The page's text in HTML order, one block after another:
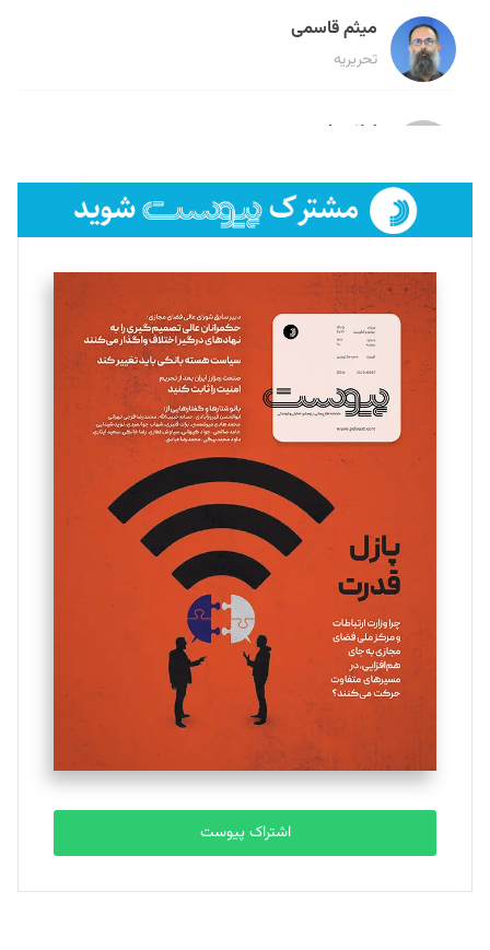
میثم قاسمی
تحریریه
لیلا حنارود
فائزه فتحی رستمی
تحریریه
سروش کرمیان
تحریریه
مینا پاکدل
یسنا امان‌پور
تحریریه
ملینا جعفری
تحریریه
مصطفی مسجدی آرانی
تحریریه
بابک نقاش
تحریریه
اشتراک پیوست